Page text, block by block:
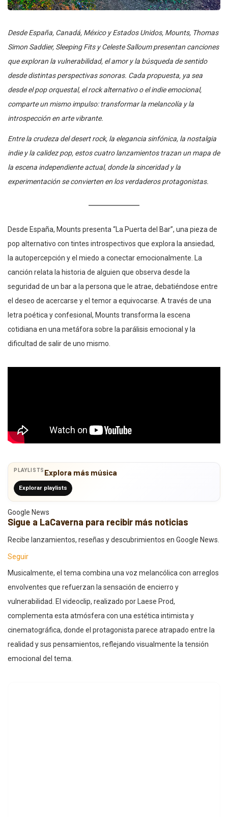
Desde España, Canadá, México y Estados Unidos, Mounts, Thomas
Simon Saddier, Sleeping Fits y Celeste Salloum presentan canciones
que exploran la vulnerabilidad, el amor y la búsqueda de sentido
desde distintas perspectivas sonoras. Cada propuesta, ya sea
desde el pop orquestal, el rock alternativo o el indie emocional,
comparte un mismo impulso: transformar la melancolía y la
introspección en arte vibrante.
Entre la crudeza del desert rock, la elegancia sinfónica, la nostalgia
indie y la calidez pop, estos cuatro lanzamientos trazan un mapa de
la escena independiente actual, donde la sinceridad y la
experimentación se convierten en los verdaderos protagonistas.
Desde España, Mounts presenta “La Puerta del Bar”, una pieza de
pop alternativo con tintes introspectivos que explora la ansiedad,
la autopercepción y el miedo a conectar emocionalmente. La
canción relata la historia de alguien que observa desde la
seguridad de un bar a la persona que le atrae, debatiéndose entre
el deseo de acercarse y el temor a equivocarse. A través de una
letra poética y confesional, Mounts transforma la escena
cotidiana en una metáfora sobre la parálisis emocional y la
dificultad de salir de uno mismo.
PLAYLISTS Explora más música
Explorar playlists
Google News
Sigue a LaCaverna para recibir más noticias
Recibe lanzamientos, reseñas y descubrimientos en Google News.
Seguir
Musicalmente, el tema combina una voz melancólica con arreglos
envolventes que refuerzan la sensación de encierro y
vulnerabilidad. El videoclip, realizado por Laese Prod,
complementa esta atmósfera con una estética intimista y
cinematográfica, donde el protagonista parece atrapado entre la
realidad y sus pensamientos, reflejando visualmente la tensión
emocional del tema.